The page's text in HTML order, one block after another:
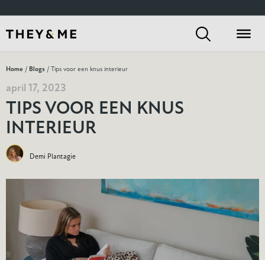
Home / Blogs / Tips voor een knus interieur
april 17, 2023
TIPS VOOR EEN KNUS
INTERIEUR
Demi Plantagie